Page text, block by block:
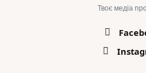
Твоє медіа